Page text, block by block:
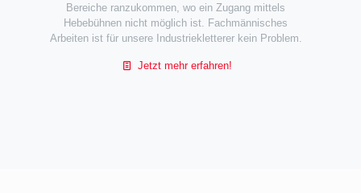
Bereiche ranzukommen, wo ein Zugang mittels
Hebebühnen nicht möglich ist. Fachmännisches
Arbeiten ist für unsere Industriekletterer kein Problem.
Jetzt mehr erfahren!